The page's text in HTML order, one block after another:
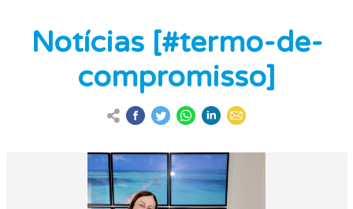
Notícias [#termo-de-
compromisso]